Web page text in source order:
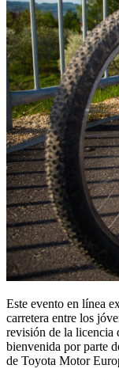
Este evento en línea
carretera entre los
revisión de la licencia
bienvenida por parte
de Toyota Motor